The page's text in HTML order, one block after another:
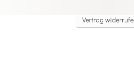
Vertrag